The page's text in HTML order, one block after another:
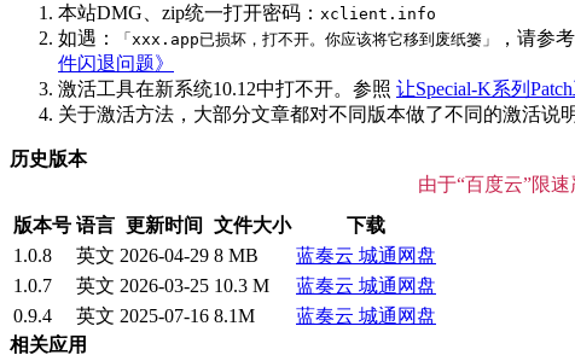
本站DMG、zip统一打开密码： xclient.info
如遇： 「xxx.app已损坏，打不开。你应该将它移到废纸篓」 ，请参考
件闪退问题》
激活工具在新系统10.12中打不开。参照 让Special-K系列
关于激活方法，大部分文章都对不同版本做了不同的激活说
历史版本
由于“百度云”限
版本号 语言 更新时间 文件大小
下载
1.0.8
英文 2026-04-29 8 MB 蓝奏云 城通网盘
1.0.7
英文 2026-03-25 10.3 M 蓝奏云 城通网盘
0.9.4
英文 2025-07-16 8.1M 蓝奏云 城通网盘
相关应用